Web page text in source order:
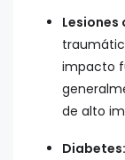
impacto
de alto
Diabetes: